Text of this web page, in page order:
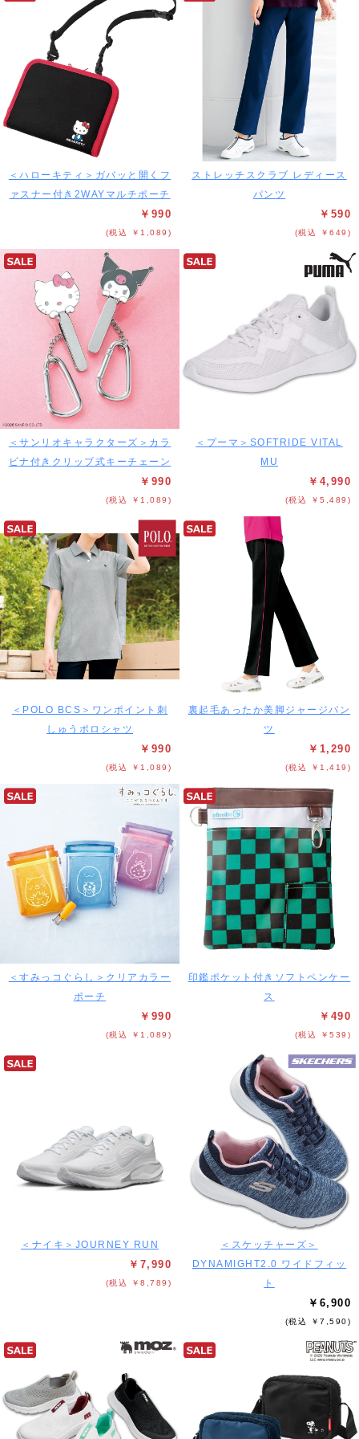
＜ハローキティ＞ガバッと開くフ
ァスナー付き2WAYマルチポーチ
￥990
(税込 ￥1,089)
ストレッチスクラブ レディース
パンツ
￥590
(税込 ￥649)
＜サンリオキャラクターズ＞カラ
ビナ付きクリップ式キーチェーン
￥990
(税込 ￥1,089)
＜プーマ＞SOFTRIDE VITAL
MU
￥4,990
(税込 ￥5,489)
＜POLO BCS＞ワンポイント刺
しゅうポロシャツ
￥990
(税込 ￥1,089)
裏起毛あったか美脚ジャージパン
ツ
￥1,290
(税込 ￥1,419)
＜すみっコぐらし＞クリアカラー
ポーチ
￥990
(税込 ￥1,089)
印鑑ポケット付きソフトペンケー
ス
￥490
(税込 ￥539)
＜ナイキ＞JOURNEY RUN
￥7,990
(税込 ￥8,789)
＜スケッチャーズ＞
DYNAMIGHT2.0 ワイドフィッ
ト
￥6,900
(税込 ￥7,590)